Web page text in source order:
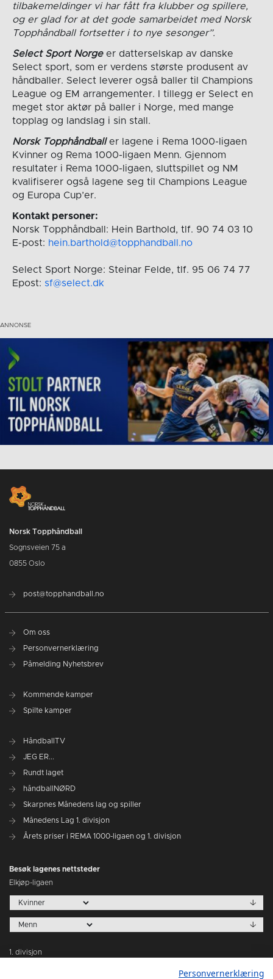
tilbakemeldinger vi har fått fra klubber og spillere,
og er glad for at det gode samarbeidet med Norsk
Topphåndball fortsetter i to nye sesonger”.
Select Sport Norgeer datterselskap av danske
Select sport, som er verdens største produsent av
håndballer. Select leverer også baller til Champions
League og EM arrangementer. I tillegg er Select en
meget stor aktør på baller i Norge, med mange
topplag og landslag i sin stall.
Norsk Topphåndballer lagene i Rema 1000-ligaen
Kvinner og Rema 1000-ligaen Menn. Gjennom
resultater i Rema 1000-ligaen, sluttspillet og NM
kvalifiserer også lagene seg til Champions League
og Europa Cup’er.
Kontakt personer:
Norsk Topphåndball: Hein Barthold, tlf. 90 74 03 10
E-post: hein.barthold@topphandball.no
Select Sport Norge: Steinar Felde, tlf. 95 06 74 77
Epost: sf@select.dk
Norsk Topphåndball
Sognsveien 75 a
0855 Oslo
post@topphandball.no
Om oss
Personvernerklæring
Påmelding Nyhetsbrev
Kommende kamper
Spilte kamper
HåndballTV
JEG ER...
Rundt laget
håndballNØRD
Skarpnes Månedens lag og spiller
Månedens Lag 1. divisjon
Årets priser i REMA 1000-ligaen og 1. divisjon
Besøk lagenes nettsteder
Elkjøp-ligaen
1. divisjon
Personvernerklæring